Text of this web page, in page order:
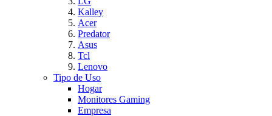
Kalley
Acer
Predator
Asus
Tcl
Lenovo
Tipo de Uso
Hogar
Monitores Gaming
Empresa